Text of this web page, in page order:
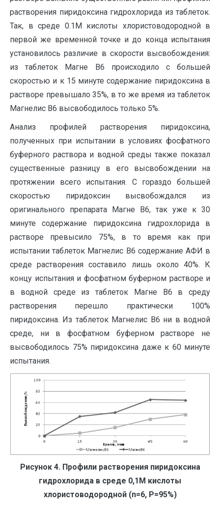
растворения пиридоксина гидрохлорида из таблеток.
Так, в среде 0.1М кислоты хлористоводородной в
первой же временной точке и до конца испытания
установилось различие в скорости высвобождения:
из таблеток Магне В6 происходило с большей
скоростью и к 15 минуте содержание пиридоксина в
растворе превышало 35%, в то же время из таблеток
Магнелис В6 высвободилось только 5%.
Анализ профилей растворения пиридоксина,
полученных при испытании в условиях фосфатного
буферного раствора и водной среды также показал
существенные разницу в его высвобождении на
протяжении всего испытания. С гораздо большей
скоростью пиридоксин высвобождался из
оригинального препарата Магне В6, так уже к 30
минуте содержание пиридоксина гидрохлорида в
растворе превысило 75%, в то время как при
испытании таблеток Магнелис В6 содержание АФИ в
среде растворения составило лишь около 40%. К
концу испытания и фосфатном буферном растворе и
в водной среде из таблеток Магне В6 в среду
растворения перешло практически 100%
пиридоксина. Из таблеток Магнелис В6 ни в водной
среде, ни в фосфатном буферном растворе не
высвободилось 75% пиридоксина даже к 60 минуте
испытания.
Рисунок 4. Профили растворения пиридоксина
гидрохлорида в среде 0,1М кислоты
хлористоводородной (n=6, P=95%)